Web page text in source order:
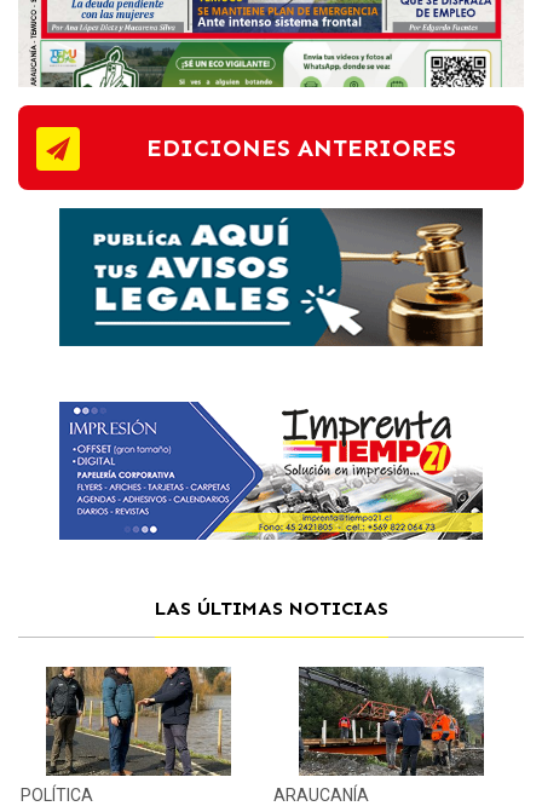
EDICIONES ANTERIORES
LAS ÚLTIMAS NOTICIAS
POLÍTICA ARAUCANÍA